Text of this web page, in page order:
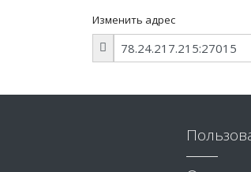
Изменить адрес